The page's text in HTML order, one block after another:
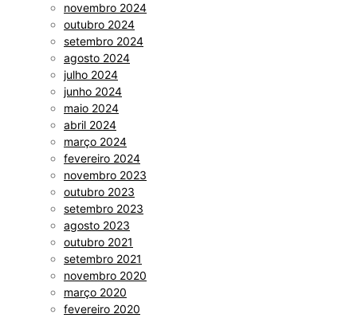
novembro 2024
outubro 2024
setembro 2024
agosto 2024
julho 2024
junho 2024
maio 2024
abril 2024
março 2024
fevereiro 2024
novembro 2023
outubro 2023
setembro 2023
agosto 2023
outubro 2021
setembro 2021
novembro 2020
março 2020
fevereiro 2020